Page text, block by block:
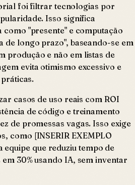
foi filtrar tecnologias por
Isso significa
"presente" e computação
de longo prazo", baseando-se em
produção e não em listas de
evita otimismo excessivo e
casos de uso reais com ROI
de código e treinamento
de promessas vagas. Isso exige
como [INSERIR EXEMPLO
equipe que reduziu tempo de
30% usando IA, sem inventar